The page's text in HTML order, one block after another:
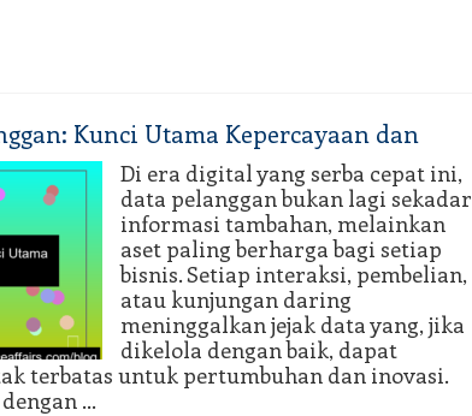
Kunci Utama Kepercayaan dan
Di era digital yang serba cepat ini,
data pelanggan bukan lagi sekadar
informasi tambahan, melainkan
aset paling berharga bagi setiap
bisnis. Setiap interaksi, pembelian,
atau kunjungan daring
meninggalkan jejak data yang, jika
dikelola dengan baik, dapat
terbatas untuk pertumbuhan dan inovasi.
…